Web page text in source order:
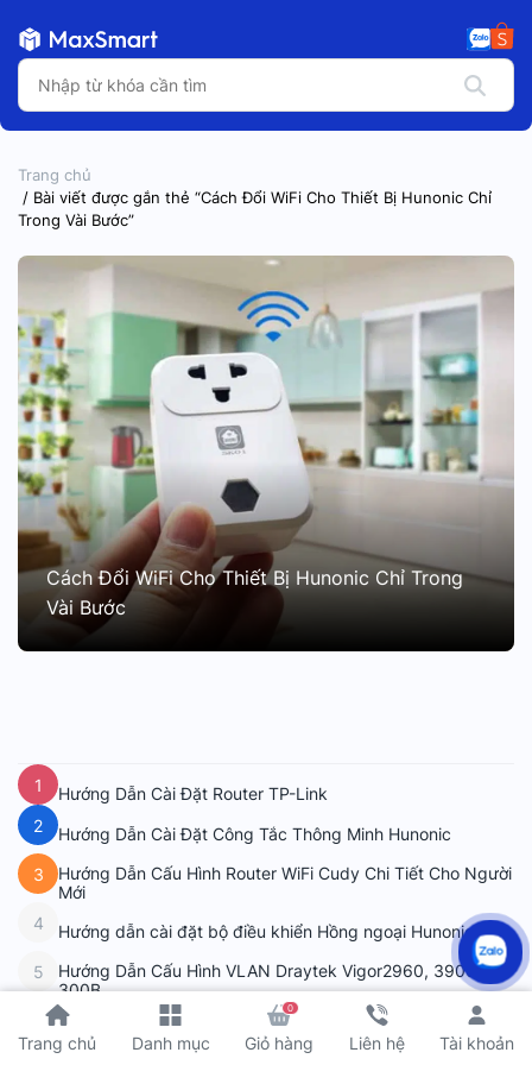
Trang chủ Danh mục
0
Giỏ hàng Liên hệ Tài khoản
Trang chủ
/ Bài viết được gắn thẻ “Cách Đổi WiFi Cho Thiết Bị Hunonic Chỉ
Trong Vài Bước”
Cách Đổi WiFi Cho Thiết Bị Hunonic Chỉ Trong
Vài Bước
1
Hướng Dẫn Cài Đặt Router TP-Link
2
Hướng Dẫn Cài Đặt Công Tắc Thông Minh Hunonic
3
Hướng Dẫn Cấu Hình Router WiFi Cudy Chi Tiết Cho Người
Mới
4
Hướng dẫn cài đặt bộ điều khiển Hồng ngoại Hunonic
5
Hướng Dẫn Cấu Hình VLAN Draytek Vigor2960, 3900,
300B
Xem thêm